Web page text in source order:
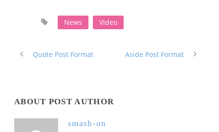
News Video
Quote Post Format Aside Post Format
ABOUT POST AUTHOR
smash-on